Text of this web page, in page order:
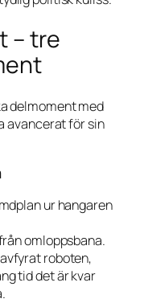
– tre
delmoment med
avancerat för sin
ur hangaren
omloppsbana.
roboten,
tid det är kvar